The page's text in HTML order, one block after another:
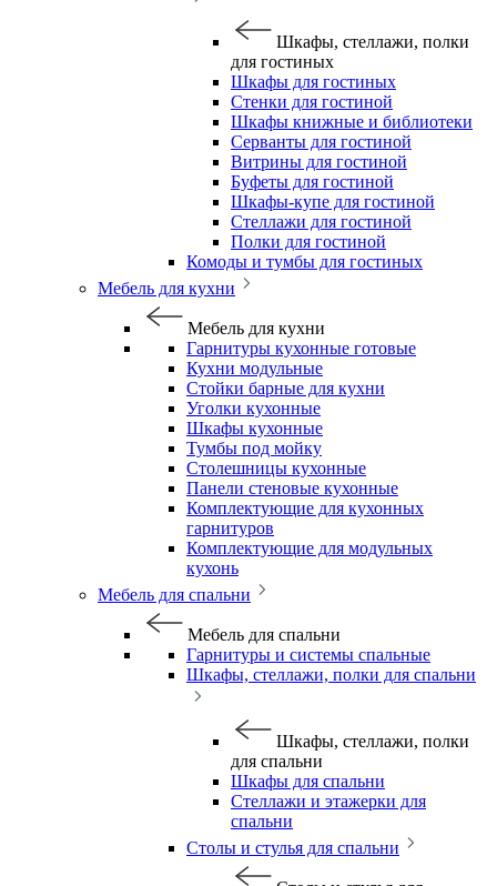
Шкафы, стеллажи, полки
для гостиных
Шкафы для гостиных
Стенки для гостиной
Шкафы книжные и библиотеки
Серванты для гостиной
Витрины для гостиной
Буфеты для гостиной
Шкафы-купе для гостиной
Стеллажи для гостиной
Полки для гостиной
Комоды и тумбы для гостиных
Мебель для кухни
Мебель для кухни
Гарнитуры кухонные готовые
Кухни модульные
Стойки барные для кухни
Уголки кухонные
Шкафы кухонные
Тумбы под мойку
Столешницы кухонные
Панели стеновые кухонные
Комплектующие для кухонных
гарнитуров
Комплектующие для модульных
кухонь
Мебель для спальни
Мебель для спальни
Гарнитуры и системы спальные
Шкафы, стеллажи, полки для спальни
Шкафы, стеллажи, полки
для спальни
Шкафы для спальни
Стеллажи и этажерки для
спальни
Столы и стулья для спальни